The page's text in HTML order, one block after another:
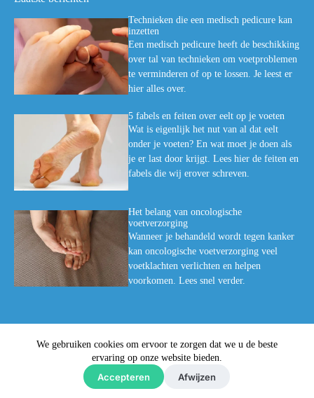
We gebruiken cookies om ervoor te zorgen dat we u de beste
ervaring op onze website bieden.
Accepteren Afwijzen
Technieken die een medisch pedicure kan
inzetten
Een medisch pedicure heeft de beschikking
over tal van technieken om voetproblemen
te verminderen of op te lossen. Je leest er
hier alles over.
5 fabels en feiten over eelt op je voeten
Wat is eigenlijk het nut van al dat eelt
onder je voeten? En wat moet je doen als
je er last door krijgt. Lees hier de feiten en
fabels die wij erover schreven.
Het belang van oncologische
voetverzorging
Wanneer je behandeld wordt tegen kanker
kan oncologische voetverzorging veel
voetklachten verlichten en helpen
voorkomen. Lees snel verder.
© Medische Voetzorg Den Bosch - Privacyverklaring -
Sitemap-
Ontwerp & sitebeheer door
ForYou B.V. in samenwerking
metBest4u